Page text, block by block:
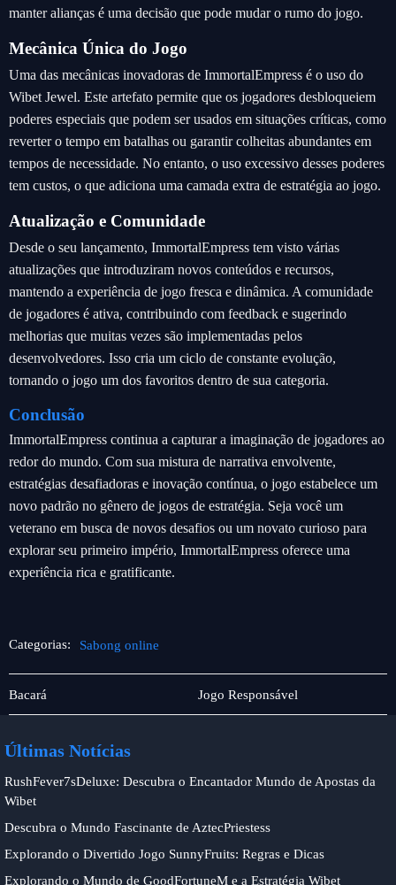
manter alianças é uma decisão que pode mudar o rumo do jogo.
Mecânica Única do Jogo
Uma das mecânicas inovadoras de ImmortalEmpress é o uso do
Wibet Jewel. Este artefato permite que os jogadores desbloqueiem
poderes especiais que podem ser usados em situações críticas, como
reverter o tempo em batalhas ou garantir colheitas abundantes em
tempos de necessidade. No entanto, o uso excessivo desses poderes
tem custos, o que adiciona uma camada extra de estratégia ao jogo.
Atualização e Comunidade
Desde o seu lançamento, ImmortalEmpress tem visto várias
atualizações que introduziram novos conteúdos e recursos,
mantendo a experiência de jogo fresca e dinâmica. A comunidade
de jogadores é ativa, contribuindo com feedback e sugerindo
melhorias que muitas vezes são implementadas pelos
desenvolvedores. Isso cria um ciclo de constante evolução,
tornando o jogo um dos favoritos dentro de sua categoria.
Conclusão
ImmortalEmpress continua a capturar a imaginação de jogadores ao
redor do mundo. Com sua mistura de narrativa envolvente,
estratégias desafiadoras e inovação contínua, o jogo estabelece um
novo padrão no gênero de jogos de estratégia. Seja você um
veterano em busca de novos desafios ou um novato curioso para
explorar seu primeiro império, ImmortalEmpress oferece uma
experiência rica e gratificante.
Categorias: Sabong online
Promoção
Bacará
Sabong
online
Jogo Responsável
Últimas Notícias
RushFever7sDeluxe: Descubra o Encantador Mundo de Apostas da
Wibet
Descubra o Mundo Fascinante de AztecPriestess
Explorando o Divertido Jogo SunnyFruits: Regras e Dicas
Explorando o Mundo de GoodFortuneM e a Estratégia Wibet